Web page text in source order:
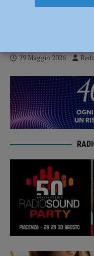
29 Maggio 2026